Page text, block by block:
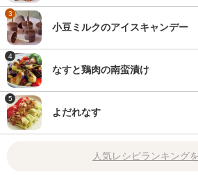
3
小豆ミルクのアイスキャンデー
4
なすと鶏肉の南蛮漬け
5
よだれなす
人気レシピランキング